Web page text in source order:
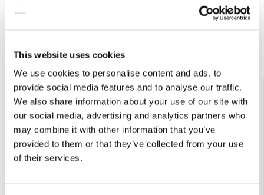
This website uses cookies
We use cookies to personalise content and ads, to
provide social media features and to analyse our traffic.
We also share information about your use of our site with
our social media, advertising and analytics partners who
may combine it with other information that you’ve
provided to them or that they’ve collected from your use
of their services.